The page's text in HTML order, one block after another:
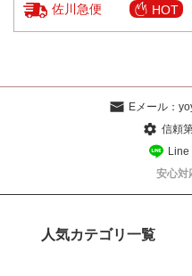
佐川急便 HOT
Eメール：
信頼
Line
安心対
人気カテゴリ一覧